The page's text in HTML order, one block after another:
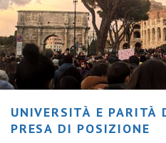
UNIVERSITÀ E PARITÀ
PRESA DI POSIZIONE